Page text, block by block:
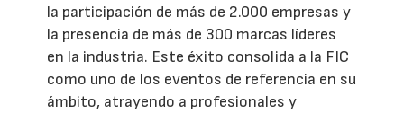
la participación de más de 2.000 empresas y
la presencia de más de 300 marcas líderes
en la industria. Este éxito consolida a la FIC
como uno de los eventos de referencia en su
ámbito, atrayendo a profesionales y